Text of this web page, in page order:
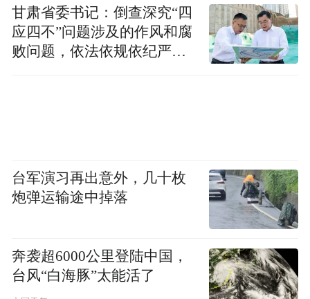
甘肃省委书记：倒查深究“四
应四不”问题涉及的作风和腐
败问题，依法依规依纪严肃
台军演习再出意外，几十枚
炮弹运输途中掉落
奔袭超6000公里登陆中国，
台风“白海豚”太能活了